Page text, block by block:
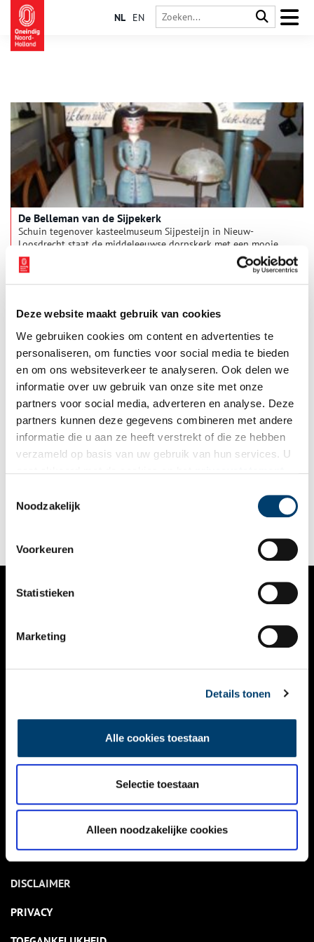
Deze website maakt gebruik van cookies
We gebruiken cookies om content en advertenties te
personaliseren, om functies voor social media te bieden
en om ons websiteverkeer te analyseren. Ook delen we
informatie over uw gebruik van onze site met onze
partners voor social media, adverteren en analyse. Deze
partners kunnen deze gegevens combineren met andere
informatie die u aan ze heeft verstrekt of die ze hebben
verzameld op basis van uw gebruik van hun services. U
Noodzakelijk
Voorkeuren
Statistieken
Marketing
Details tonen
Alle cookies toestaan
Selectie toestaan
Alleen noodzakelijke cookies
NL EN
De Belleman van de Sijpekerk
Schuin tegenover kasteelmuseum Sijpesteijn in Nieuw-
Loosdrecht staat de middeleeuwse dorpskerk met een mooie
toren. In de kerk zijn verschillende bezienswaardigheden uit
voorbije eeuwen bewaard gebleven, zoals de Belleman, een
houten mannetje dat met een flinke tik op een bel aangaf dat
Wijze raad van Abraham Kuyper
Amsterdam, het gereformeerde ‘volksdeel’ en Abraham Kuyper
horen onverbrekelijk bij elkaar. In deze stad speelde een groot
NIEUWS
KALENDER
ACTIVITEITEN
NIEUWSBRIEF
DISCLAIMER
PRIVACY